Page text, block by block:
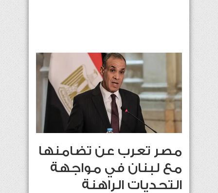
مصر تعرب عن تضامنها
مع لبنان في مواجهة
التحديات الراهنة